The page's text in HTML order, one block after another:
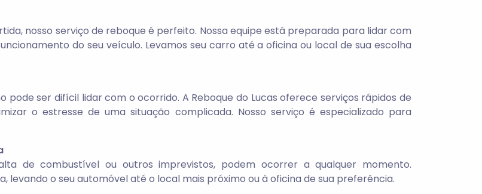
nosso serviço de reboque é perfeito. Nossa equipe está preparada para lidar com
do seu veículo. Levamos seu carro até a oficina ou local de sua escolha
ser difícil lidar com o ocorrido. A Reboque do Lucas oferece serviços rápidos de
o estresse de uma situação complicada. Nosso serviço é especializado para
de combustível ou outros imprevistos, podem ocorrer a qualquer momento.
o seu automóvel até o local mais próximo ou à oficina de sua preferência.